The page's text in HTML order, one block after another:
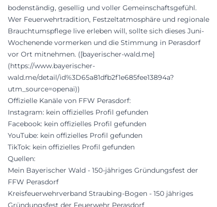
bodenständig, gesellig und voller Gemeinschaftsgefühl.
Wer Feuerwehrtradition, Festzeltatmosphäre und regionale
Brauchtumspflege live erleben will, sollte sich dieses Juni-
Wochenende vormerken und die Stimmung in Perasdorf
vor Ort mitnehmen. ([bayerischer-wald.me]
(https://www.bayerischer-
wald.me/detail/id%3D65a81dfb2f1e685fee13894a?
utm_source=openai))
Offizielle Kanäle von FFW Perasdorf:
Instagram: kein offizielles Profil gefunden
Facebook: kein offizielles Profil gefunden
YouTube: kein offizielles Profil gefunden
TikTok: kein offizielles Profil gefunden
Quellen:
Mein Bayerischer Wald - 150-jähriges Gründungsfest der
FFW Perasdorf
Kreisfeuerwehrverband Straubing-Bogen - 150 jähriges
Gründungsfest der Feuerwehr Perasdorf